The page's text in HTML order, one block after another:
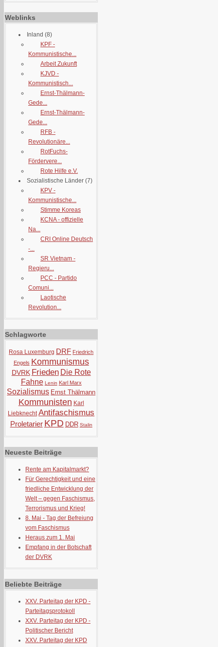
Weblinks
Inland (8)
KPF -
Kommunistische...
Arbeit Zukunft
KJVD -
Kommunistisch...
Ernst-Thälmann-
Gede...
Ernst-Thälmann-
Gede...
RFB -
Revolutionäre...
RotFuchs-
Fördervere...
Rote Hilfe e.V.
Sozialistische Länder (7)
KPV -
Kommunistische...
Stimme Koreas
KCNA - offizielle
Na...
CRI Online Deutsch
-...
SR Vietnam -
Regieru...
PCC - Partido
Comuni...
Laotische
Revolution...
Schlagworte
Rosa Luxemburg DRF Friedrich
Engels Kommunismus
DVRK Frieden Die Rote
Fahne Lenin Karl Marx
Sozialismus Ernst Thälmann
Kommunisten Karl
Liebknecht Antifaschismus
Proletarier KPD DDR Stalin
Neueste Beiträge
Rente am Kapitalmarkt?
Für Gerechtigkeit und eine
friedliche Entwicklung der
Welt – gegen Faschismus,
Terrorismus und Krieg!
8. Mai - Tag der Befreiung
vom Faschismus
Heraus zum 1. Mai
Empfang in der Botschaft
der DVRK
Beliebte Beiträge
XXV. Parteitag der KPD -
Parteitagsprotokoll
XXV. Parteitag der KPD -
Politischer Bericht
XXV. Parteitag der KPD